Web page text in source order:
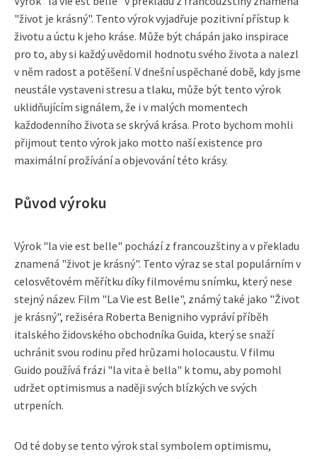
"život je krásný". Tento výrok vyjadřuje pozitivní přístup k
životu a úctu k jeho kráse. Může být chápán jako inspirace
pro to, aby si každý uvědomil hodnotu svého života a nalezl
v něm radost a potěšení. V dnešní uspěchané době, kdy jsme
neustále vystaveni stresu a tlaku, může být tento výrok
uklidňujícím signálem, že i v malých momentech
každodenního života se skrývá krása. Proto bychom mohli
přijmout tento výrok jako motto naší existence pro
maximální prožívání a objevování této krásy.
Původ výroku
Výrok "la vie est belle" pochází z francouzštiny a v překladu
znamená "život je krásný". Tento výraz se stal populárním v
celosvětovém měřítku díky filmovému snímku, který nese
stejný název. Film "La Vie est Belle", známý také jako "Život
je krásný", režiséra Roberta Benigniho vypráví příběh
italského židovského obchodníka Guida, který se snaží
uchránit svou rodinu před hrůzami holocaustu. V filmu
Guido používá frázi "la vita è bella" k tomu, aby pomohl
udržet optimismus a naději svých blízkých ve svých
utrpeních.
Od té doby se tento výrok stal symbolem optimismu,